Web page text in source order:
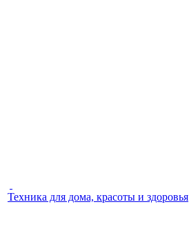
Техника для дома, красоты и здоровья